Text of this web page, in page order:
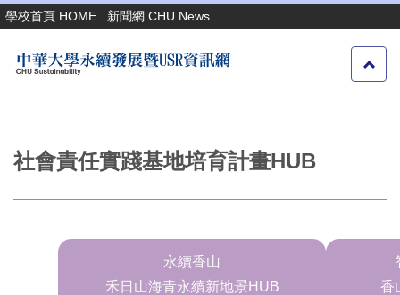
跳
到
要
學校首頁 HOME 新聞網 CHU News
社會責任實踐基地培育計畫HUB
永續香山
禾日山海青永續新地景HUB
香